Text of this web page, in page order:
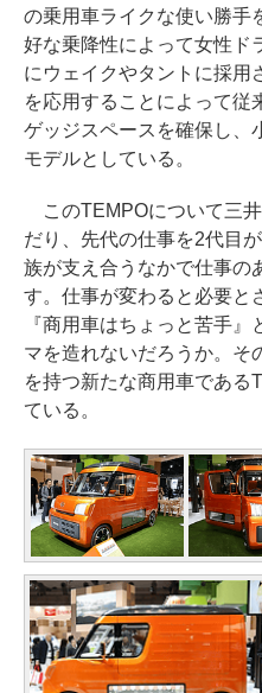
の乗用車ライクな使い勝手
好な乗降性によって女性ド
にウェイクやタントに採用
を応用することによって従
ゲッジスペースを確保し、
モデルとしている。
このTEMPOについて三
だり、先代の仕事を2代目
族が支え合うなかで仕事の
す。仕事が変わると必要と
『商用車はちょっと苦手
マを造れないだろうか。そ
を持つ新たな商用車である
ている。